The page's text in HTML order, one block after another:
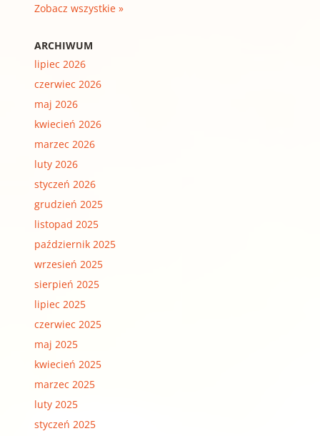
Zobacz wszystkie »
ARCHIWUM
lipiec 2026
czerwiec 2026
maj 2026
kwiecień 2026
marzec 2026
luty 2026
styczeń 2026
grudzień 2025
listopad 2025
październik 2025
wrzesień 2025
sierpień 2025
lipiec 2025
czerwiec 2025
maj 2025
kwiecień 2025
marzec 2025
luty 2025
styczeń 2025